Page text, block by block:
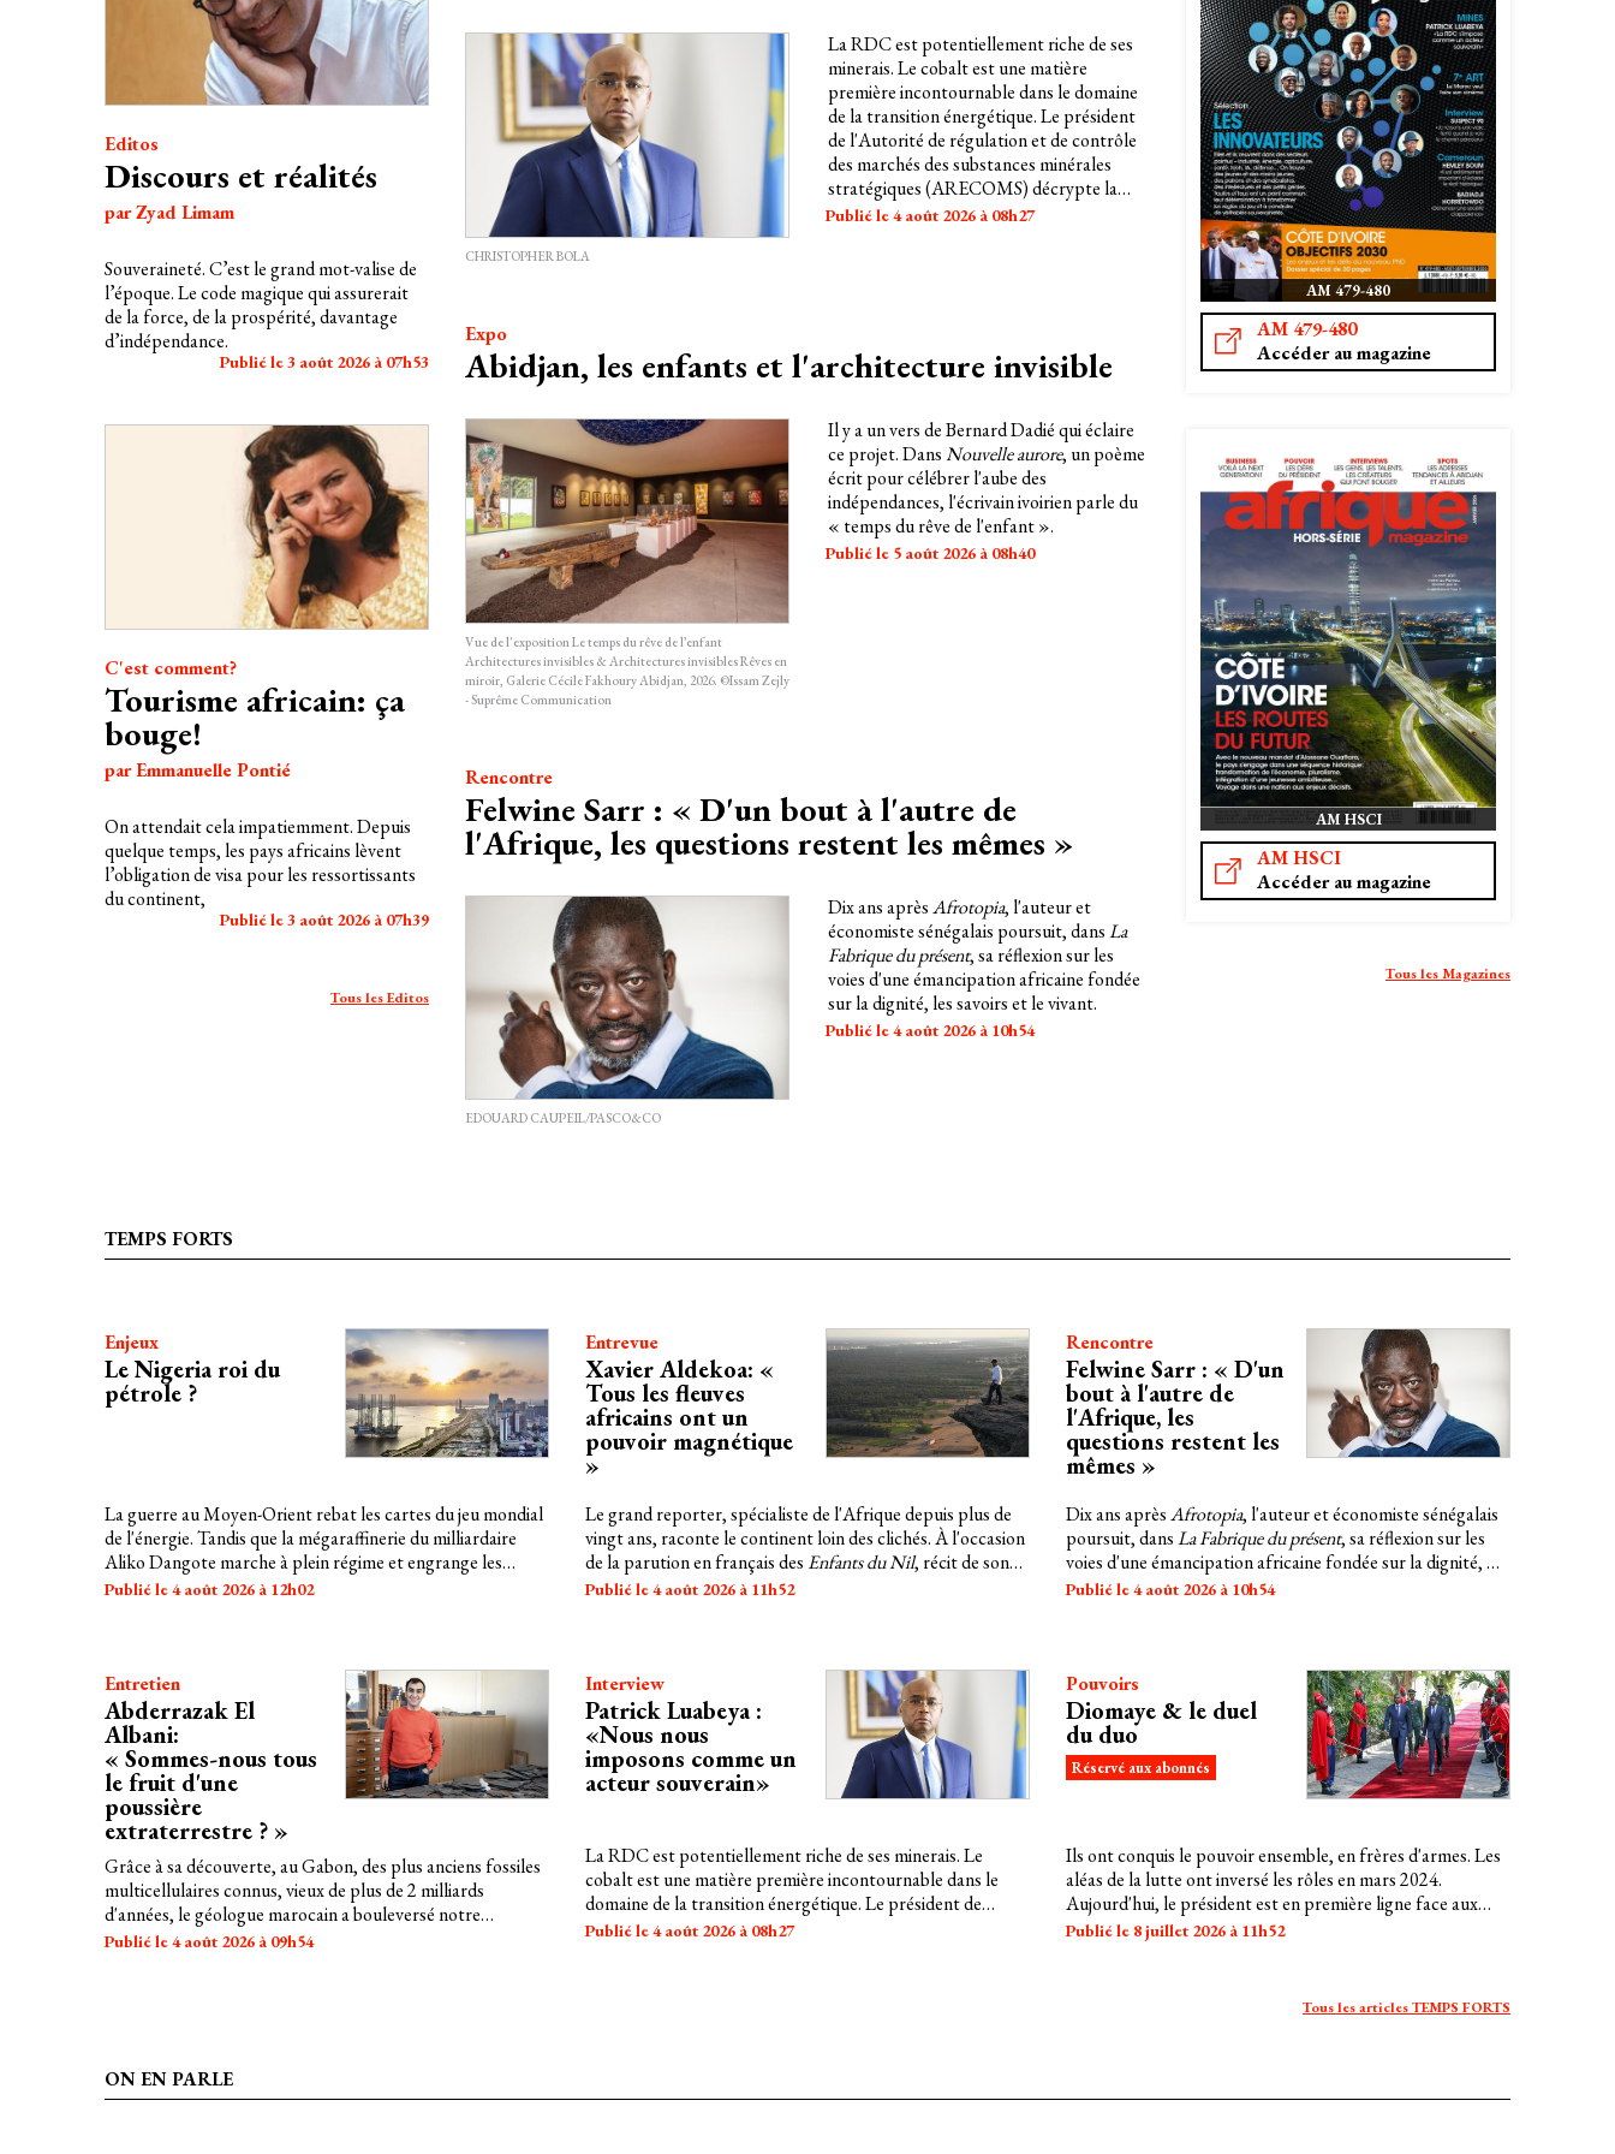
Editos
Discours et réalités
par Zyad Limam
Souveraineté. C’est le grand mot-valise de
l’époque. Le code magique qui assurerait
de la force, de la prospérité, davantage
d’indépendance.
Publié le 3 août 2026 à 07h53
C'est comment?
Tourisme africain: ça
bouge!
par Emmanuelle Pontié
On attendait cela impatiemment. Depuis
quelque temps, les pays africains lèvent
l’obligation de visa pour les ressortissants
du continent,
Publié le 3 août 2026 à 07h39
Tous les Editos
CHRISTOPHER BOLA
La RDC est potentiellement riche de ses
minerais. Le cobalt est une matière
première incontournable dans le domaine
de la transition énergétique. Le président
de l'Autorité de régulation et de contrôle
des marchés des substances minérales
stratégiques (ARECOMS) décrypte la
volonté de l'État d'agir sur le marché, afin
Publié le 4 août 2026 à 08h27
Expo
Abidjan, les enfants et l'architecture invisible
Vue de l'exposition Le temps du rêve de l’enfant
Architectures invisibles & Architectures invisibles Rêves en
miroir, Galerie Cécile Fakhoury Abidjan, 2026. ©Issam Zejly
- Suprême Communication
Il y a un vers de Bernard Dadié qui éclaire
ce projet. DansNouvelle aurore, un poème
écrit pour célébrer l'aube des
indépendances, l'écrivain ivoirien parle du
« temps du rêve de l'enfant ».
Publié le 5 août 2026 à 08h40
Rencontre
Felwine Sarr : « D'un bout à l'autre de
l'Afrique, les questions restent les mêmes »
EDOUARD CAUPEIL/PASCO&CO
Dix ans aprèsAfrotopia, l'auteur et
économiste sénégalais poursuit, dansLa
Fabrique du présent, sa réflexion sur les
voies d'une émancipation africaine fondée
sur la dignité, les savoirs et le vivant.
Publié le 4 août 2026 à 10h54
AM 479-480
AM 479-480
Accéder au magazine
AM HSCI
AM HSCI
Accéder au magazine
Tous les Magazines
TEMPS FORTS
Enjeux
Le Nigeria roi du
pétrole ?
La guerre au Moyen-Orient rebat les cartes du jeu mondial
de l'énergie. Tandis que la mégaraffinerie du milliardaire
Aliko Dangote marche à plein régime et engrange les
bénéfices, les classes populaires et moyennes locales
Publié le 4 août 2026 à 12h02
Entrevue
Xavier Aldekoa: «
Tous les fleuves
africains ont un
pouvoir magnétique
»
Le grand reporter, spécialiste de l'Afrique depuis plus de
vingt ans, raconte le continent loin des clichés. À l'occasion
de la parution en français des Enfants du Nil, récit de son
long voyage au fil du fleuve mythique, il évoque les
Publié le 4 août 2026 à 11h52
Rencontre
Felwine Sarr : « D'un
bout à l'autre de
l'Afrique, les
questions restent les
mêmes »
Dix ans aprèsAfrotopia, l'auteur et économiste sénégalais
poursuit, dansLa Fabrique du présent, sa réflexion sur les
voies d'une émancipation africaine fondée sur la dignité, les
savoirs et le vivant.
Publié le 4 août 2026 à 10h54
Entretien
Abderrazak El
Albani:
« Sommes-nous tous
le fruit d'une
poussière
extraterrestre ? »
Grâce à sa découverte, au Gabon, des plus anciens fossiles
multicellulaires connus, vieux de plus de 2 milliards
d'années, le géologue marocain a bouleversé notre
compréhension des origines de la vie. Dans son dernier
Publié le 4 août 2026 à 09h54
Interview
Patrick Luabeya :
«Nous nous
imposons comme un
acteur souverain»
La RDC est potentiellement riche de ses minerais. Le
cobalt est une matière première incontournable dans le
domaine de la transition énergétique. Le président de
l'Autorité de régulation et de contrôle des marchés des
Publié le 4 août 2026 à 08h27
Pouvoirs
Diomaye & le duel
du duo
Réservé aux abonnés
Ils ont conquis le pouvoir ensemble, en frères d'armes. Les
aléas de la lutte ont inversé les rôles en mars 2024.
Aujourd'hui, le président est en première ligne face aux
crises. Et son mentor, son ex-Premier ministre Ousmane
Publié le 8 juillet 2026 à 11h52
Tous les articles TEMPS FORTS
ON EN PARLE